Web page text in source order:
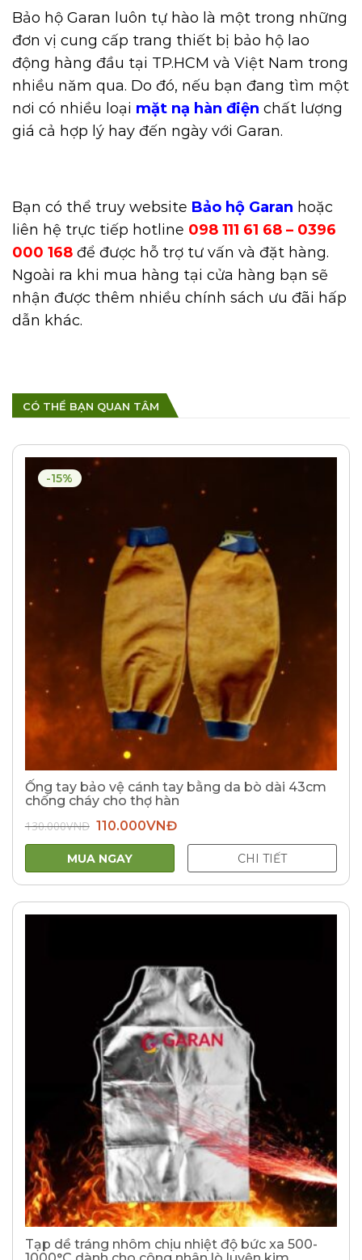
Bảo hộ Garan luôn tự hào là một trong những
đơn vị cung cấp trang thiết bị bảo hộ lao
động hàng đầu tại TP.HCM và Việt Nam trong
nhiều năm qua. Do đó, nếu bạn đang tìm một
nơi có nhiều loại mặt nạ hàn điện chất lượng
giá cả hợp lý hay đến ngày với Garan.
Bạn có thể truy website Bảo hộ Garan hoặc
liên hệ trực tiếp hotline 098 111 61 68 – 0396
000 168 để được hỗ trợ tư vấn và đặt hàng.
Ngoài ra khi mua hàng tại cửa hàng bạn sẽ
nhận được thêm nhiều chính sách ưu đãi hấp
dẫn khác.
CÓ THỂ BẠN QUAN TÂM
-15%
Ống tay bảo vệ cánh tay bằng da bò dài 43cm
chống cháy cho thợ hàn
130.000VNĐ Giá
gốc
là:
130.000VNĐ.
110.000VNĐGiá
tại
110.000VNĐ.
MUA NGAY CHI TIẾT
Tạp dề tráng nhôm chịu nhiệt độ bức xa 500-